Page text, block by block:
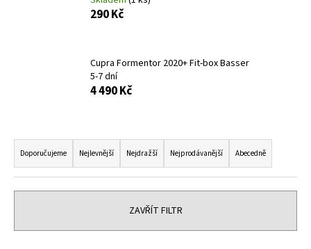
290 Kč
Cupra Formentor 2020+ Fit-box Basser
5-7 dní
4 490 Kč
Ř
a
z
e
í
Doporučujeme Nejlevnější Nejdražší Nejprodávanější Abecedně
ZAVŘÍT FILTR
HLEDAT
D
p